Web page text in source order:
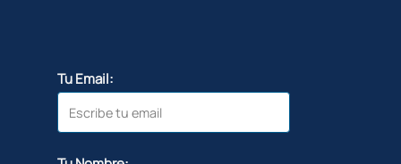
Tu Email: